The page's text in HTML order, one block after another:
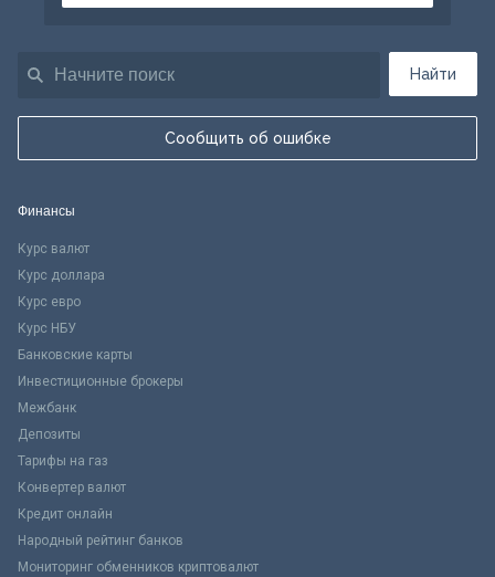
Найти
Сообщить об ошибке
Финансы
Курс валют
Курс доллара
Курс евро
Курс НБУ
Банковские карты
Инвестиционные брокеры
Межбанк
Депозиты
Тарифы на газ
Конвертер валют
Кредит онлайн
Народный рейтинг банков
Мониторинг обменников криптовалют